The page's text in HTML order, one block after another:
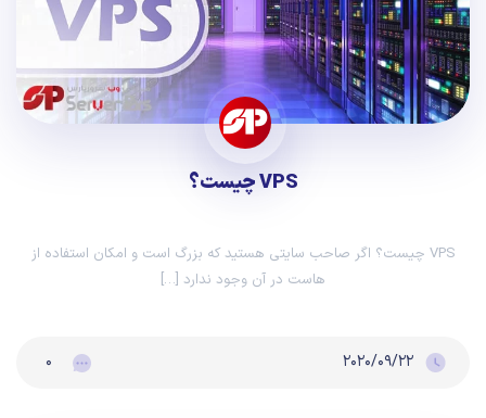
VPS چیست؟
VPS چیست؟ اگر صاحب سایتی هستید که بزرگ است و امکان استفاده از
هاست در آن وجود ندارد […]
۲۰۲۰/۰۹/۲۲ ۰